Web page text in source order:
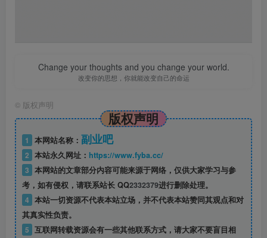
Change your thoughts and you change your world.
改变你的思想，你就能改变自己的命运
© 版权声明
版权声明
1 本网站名称： 副业吧
2 本站永久网址： https://www.fyba.cc/
3 本网站的文章部分内容可能来源于网络，仅供大家学习与参
考，如有侵权，请联系站长 QQ2332379进行删除处理。
4 本站一切资源不代表本站立场，并不代表本站赞同其观点和对
其真实性负责。
5 互联网转载资源会有一些其他联系方式，请大家不要盲目相